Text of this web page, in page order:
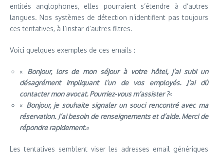
entités anglophones, elles pourraient s’étendre à d’autres
langues. Nos systèmes de détection n’identifient pas toujours
ces tentatives, à l’instar d’autres filtres.
Voici quelques exemples de ces emails :
« Bonjour, lors de mon séjour à votre hôtel, j’ai subi un
désagrément impliquant l’un de vos employés. J’ai dû
contacter mon avocat. Pourriez-vous m’assister ?«
« Bonjour, je souhaite signaler un souci rencontré avec ma
réservation. J’ai besoin de renseignements et d’aide. Merci de
répondre rapidement.«
Les tentatives semblent viser les adresses email génériques